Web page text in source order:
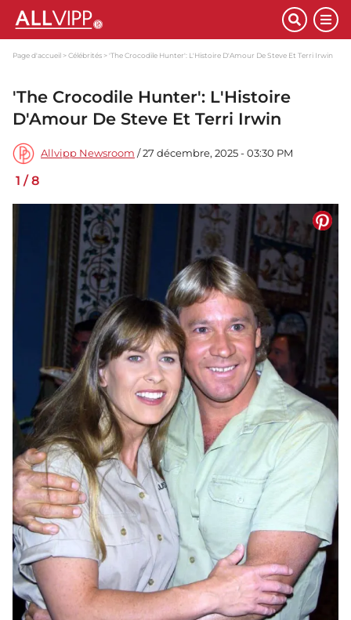
Page d'accueil Célébrités 'The Crocodile Hunter': L'Histoire D'Amour De Steve Et Terri Irwin
'The Crocodile Hunter': L'Histoire
D'Amour De Steve Et Terri Irwin
Allvipp Newsroom / 27 décembre, 2025 - 03:30 PM
1 /8